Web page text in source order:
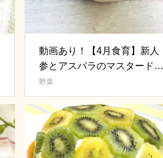
動画あり！【4月食育】新人
参とアスパラのマスタードマ
リネ
野菜